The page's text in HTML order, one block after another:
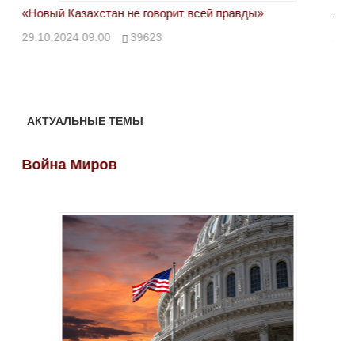
«Новый Казахстан не говорит всей правды»
29.10.2024 09:00 39623
АКТУАЛЬНЫЕ ТЕМЫ
Война Миров